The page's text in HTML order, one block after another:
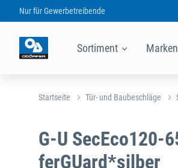
Nur fürGewerbetreibende
Sortiment Marken
Startseite Tür- und Baubeschläge
G-U SecEco120-
ferGUard*silber